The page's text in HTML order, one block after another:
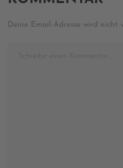
Deine Email-Adresse wird nicht